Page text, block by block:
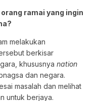
ramai yang ingin
melakukan
berkisar
khususnya nation
dan negara.
masalah dan melihat
untuk berjaya.